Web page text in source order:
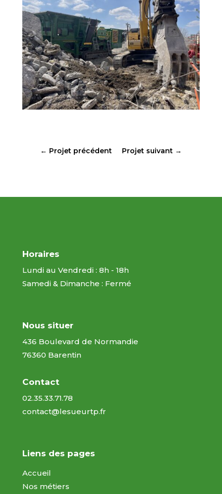
← Projet précédent Projet suivant →
Horaires
Lundi au Vendredi : 8h - 18h
Samedi & Dimanche : Fermé
Nous situer
436 Boulevard de Normandie
76360 Barentin
Contact
02.35.33.71.78
contact@lesueurtp.fr
Liens des pages
Accueil
Nos métiers